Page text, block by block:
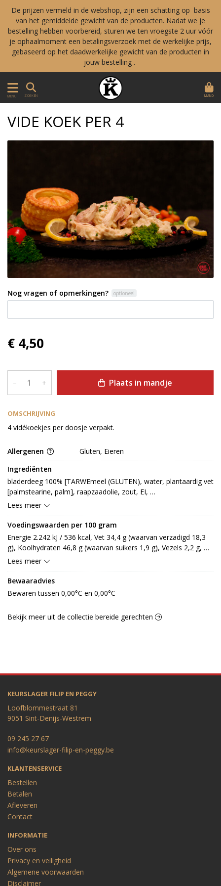
De prijzen vermeld in de webshop, zijn een schatting op basis
van het gemiddelde gewicht van de producten. Nadat we je
bestelling hebben voorbereid, sturen we ten vroegste 2 uur vóór
je ophaalmoment een betalingsverzoek met de werkelijke prijs,
gebaseerd op het daadwerkelijke gewicht van de producten in
jouw bestelling .
MENU ZOEKEN MAND
OMSCHRIJVING
4 vidékoekjes per doosje verpakt.
VIDE KOEK PER 4
Nog vragen of opmerkingen? optioneel
€ 4,50
– + Plaats in mandje
Allergenen
Gluten, Eieren
Ingrediënten
bladerdeeg 100% [TARWEmeel (GLUTEN), water, plantaardig vet
[palmstearine, palm], raapzaadolie, zout, EI,
citroensapconcentraat*] (* van biologische oorsprong)
Lees meer
Voedingswaarden per 100 gram
Energie 2.242 kJ / 536 kcal, Vet 34,4 g (waarvan verzadigd 18,3
g), Koolhydraten 46,8 g (waarvan suikers 1,9 g), Vezels 2,2 g,
Eiwitten 8,9 g, Zout 1,2 g.
Lees meer
Bewaaradvies
Bewaren tussen 0,00°C en 0,00°C
Bekijk meer uit de collectie bereide gerechten
KEURSLAGER FILIP EN PEGGY
Loofblommestraat 81
9051 Sint-Denijs-Westrem
09 245 27 67
info@keurslager-filip-en-peggy.be
KLANTENSERVICE
Bestellen
Betalen
Afleveren
Contact
INFORMATIE
Over ons
Privacy en veiligheid
Algemene voorwaarden
Disclaimer